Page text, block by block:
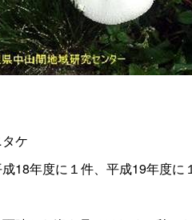
ケ
18年度に１件、平成19年度に